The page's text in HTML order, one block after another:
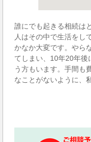
誰にでも起きる相続は
人はその中で生活をし
かなか大変です。やら
てしまい、10年20年後
う方もいます。手間も
なことがないように、